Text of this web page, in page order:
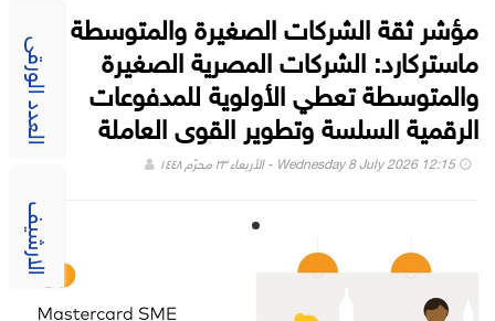
العدد الورقى
الارشيف
مؤشر ثقة الشركات الصغيرة والمتوسطة من
ماستركارد: الشركات المصرية الصغيرة
والمتوسطة تعطي الأولوية للمدفوعات
الرقمية السلسة وتطوير القوى العاملة
Wednesday 8 July 2026 12:15 - الأربعاء ٢٣ محرّم ١٤٤٨